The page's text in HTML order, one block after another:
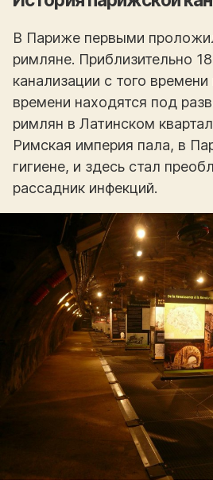
В Париже первыми
римляне. Приблизительно
канализации с того
времени находятся под
римлян в Латинском
Римская империя пала, в
гигиене, и здесь стал
рассадник инфекций.